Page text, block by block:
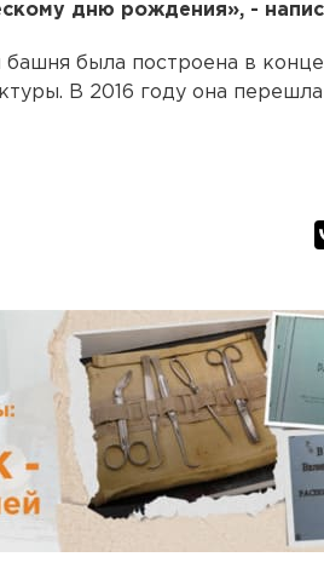
дню рождения», -
была построена в
В 2016 году она